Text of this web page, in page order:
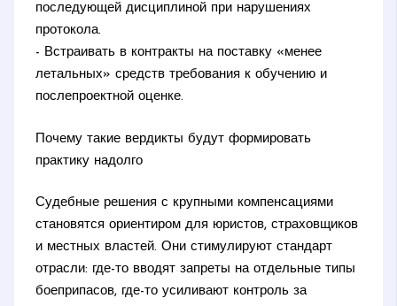
последующей дисциплиной при нарушениях
протокола.
- Встраивать в контракты на поставку «менее
летальных» средств требования к обучению и
послепроектной оценке.
Почему такие вердикты будут формировать
практику надолго
Судебные решения с крупными компенсациями
становятся ориентиром для юристов, страховщиков
и местных властей. Они стимулируют стандарт
отрасли: где-то вводят запреты на отдельные типы
боеприпасов, где-то усиливают контроль за